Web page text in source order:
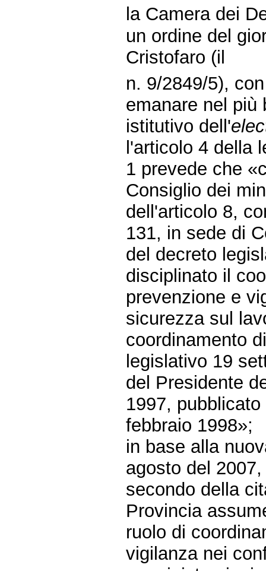
la Camera dei
un ordine del
Cristofaro (il
n. 9/2849/5),
emanare nel più
istitutivo dell'
l'articolo 4 della
1 prevede che
Consiglio dei
dell'articolo 8,
131, in sede di
del decreto
disciplinato il
prevenzione e
sicurezza sul
coordinamento
legislativo 19
del Presidente
1997,
febbraio 1998»;
in base alla
agosto del
secondo della
Provincia
ruolo di
vigilanza nei